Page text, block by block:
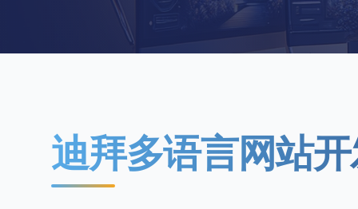
迪拜多语言网站